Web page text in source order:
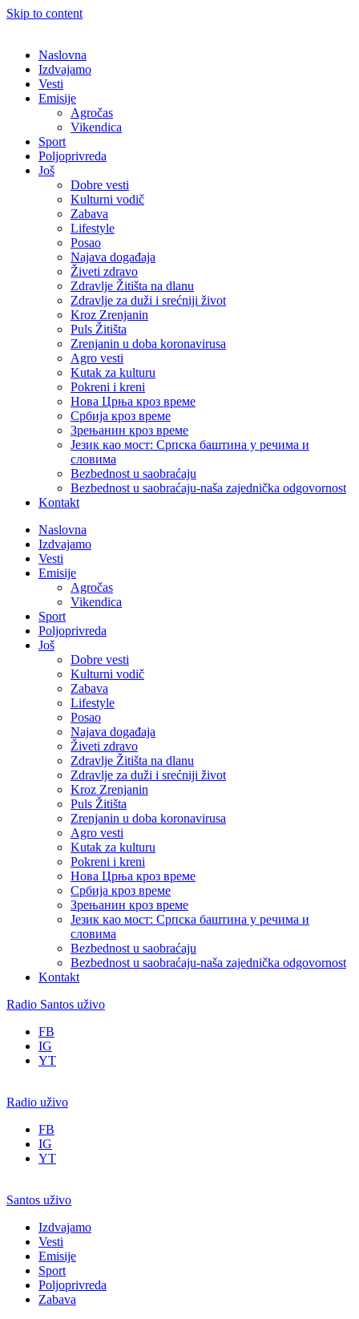
Skip to content
Naslovna
Izdvajamo
Vesti
Emisije
Agročas
Vikendica
Sport
Poljoprivreda
Još
Dobre vesti
Kulturni vodič
Zabava
Lifestyle
Posao
Najava događaja
Živeti zdravo
Zdravlje Žitišta na dlanu
Zdravlje za duži i srećniji život
Kroz Zrenjanin
Puls Žitišta
Zrenjanin u doba koronavirusa
Agro vesti
Kutak za kulturu
Pokreni i kreni
Нова Црња кроз време
Србија кроз време
Зрењанин кроз време
Језик као мост: Српска баштина у речима и
словима
Bezbednost u saobraćaju
Bezbednost u saobraćaju-naša zajednička odgovornost
Kontakt
Naslovna
Izdvajamo
Vesti
Emisije
Agročas
Vikendica
Sport
Poljoprivreda
Još
Dobre vesti
Kulturni vodič
Zabava
Lifestyle
Posao
Najava događaja
Živeti zdravo
Zdravlje Žitišta na dlanu
Zdravlje za duži i srećniji život
Kroz Zrenjanin
Puls Žitišta
Zrenjanin u doba koronavirusa
Agro vesti
Kutak za kulturu
Pokreni i kreni
Нова Црња кроз време
Србија кроз време
Зрењанин кроз време
Језик као мост: Српска баштина у речима и
словима
Bezbednost u saobraćaju
Bezbednost u saobraćaju-naša zajednička odgovornost
Kontakt
Radio Santos uživo
FB
IG
YT
Radio uživo
FB
IG
YT
Santos uživo
Izdvajamo
Vesti
Emisije
Sport
Poljoprivreda
Zabava